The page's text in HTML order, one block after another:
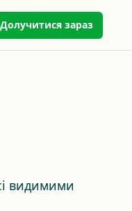
Долучитися зараз
видимими